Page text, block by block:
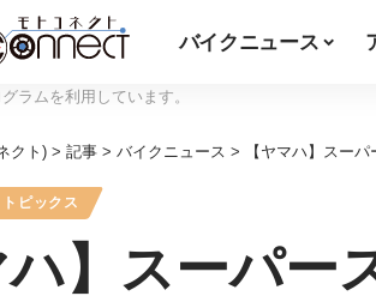
バイクニュース
ラムを利用しています。
クト) > 記事 > バイクニュース > 【ヤマハ】スー
トピックス
ハ】スーパ